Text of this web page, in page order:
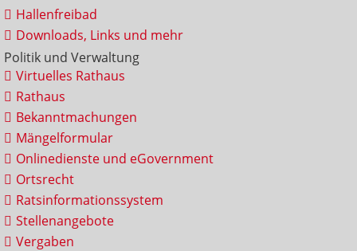
Hallenfreibad
Downloads, Links und mehr
Politik und Verwaltung
Virtuelles Rathaus
Rathaus
Bekanntmachungen
Mängelformular
Onlinedienste und eGovernment
Ortsrecht
Ratsinformationssystem
Stellenangebote
Vergaben